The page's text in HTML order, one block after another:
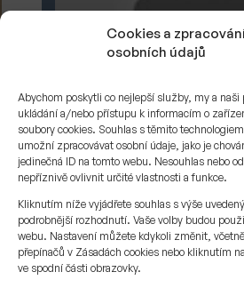
Cookies a
osobních údajů
Abychom poskytli co nejlepší služby, my a naši
ukládání a/nebo přístupu k informacím o
soubory cookies. Souhlas s těmito
umožní zpracovávat osobní údaje, jako je
jedinečná ID na tomto webu. Nesouhlas nebo
nepříznivě ovlivnit určité vlastnosti a funkce.
Kliknutím níže vyjádřete souhlas s výše
podrobnější rozhodnutí. Vaše volby budou
webu. Nastavení můžete kdykoli změnit,
přepínačů v Zásadách cookies nebo kliknutím
ve spodní části obrazovky.
Sledujte nás